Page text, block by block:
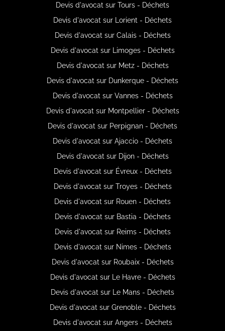
Devis d'avocat sur Tours - Déchets
Devis d'avocat sur Lorient - Déchets
Devis d'avocat sur Calais - Déchets
Devis d'avocat sur Limoges - Déchets
Devis d'avocat sur Metz - Déchets
Devis d'avocat sur Dunkerque - Déchets
Devis d'avocat sur Vannes - Déchets
Devis d'avocat sur Montpellier - Déchets
Devis d'avocat sur Perpignan - Déchets
Devis d'avocat sur Ajaccio - Déchets
Devis d'avocat sur Dijon - Déchets
Devis d'avocat sur Évreux - Déchets
Devis d'avocat sur Troyes - Déchets
Devis d'avocat sur Rouen - Déchets
Devis d'avocat sur Bastia - Déchets
Devis d'avocat sur Reims - Déchets
Devis d'avocat sur Nimes - Déchets
Devis d'avocat sur Roubaix - Déchets
Devis d'avocat sur Le Havre - Déchets
Devis d'avocat sur Le Mans - Déchets
Devis d'avocat sur Grenoble - Déchets
Devis d'avocat sur Angers - Déchets